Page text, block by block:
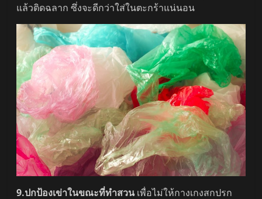
แล้วติดฉลาก ซึ่งจะดีกว่าใส่ในตะกร้าแน่นอน
9.ปกป้องเข่าในขณะที่ทำสวนเพื่อไม่ให้กางเกงสกปรก